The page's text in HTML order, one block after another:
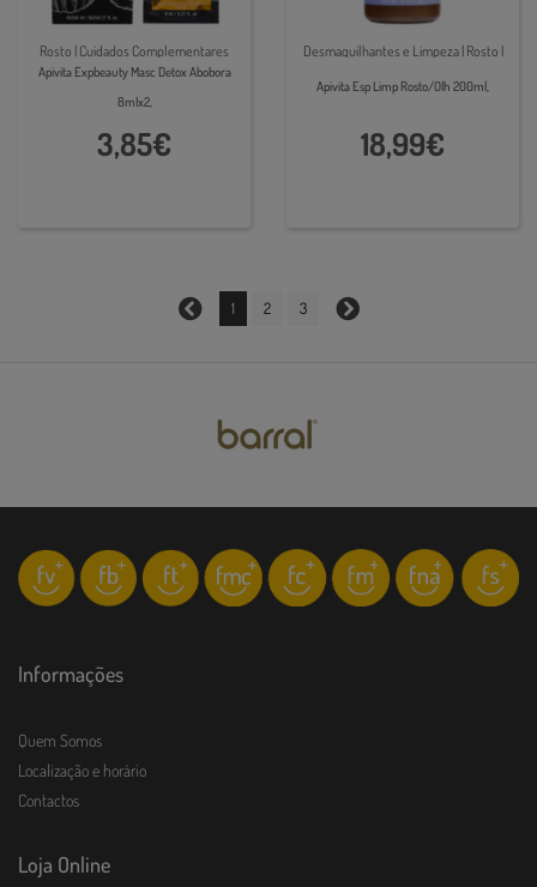
Rosto | Cuidados Complementares
Apivita Expbeauty Masc Detox Abobora
8mlx2,
3,85€
Desmaquilhantes e Limpeza | Rosto |
Apivita Esp Limp Rosto/Olh 200ml,
18,99€
1 2 3
Informações
Quem Somos
Localização e horário
Contactos
Loja Online